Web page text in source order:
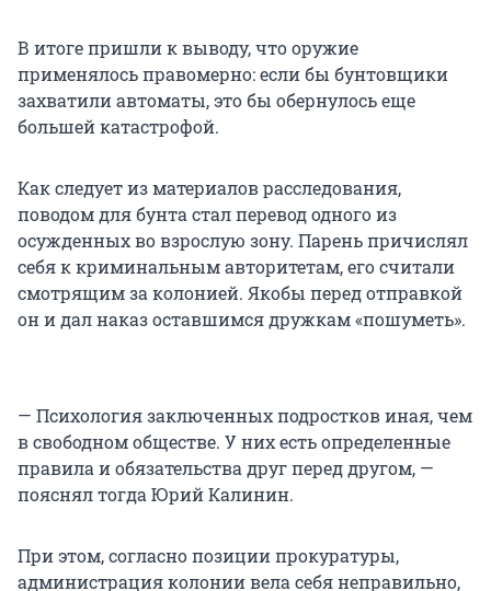
В итоге пришли к выводу, что оружие
применялось правомерно: если бы бунтовщики
захватили автоматы, это бы обернулось еще
большей катастрофой.
Как следует из материалов расследования,
поводом для бунта стал перевод одного из
осужденных во взрослую зону. Парень причислял
себя к криминальным авторитетам, его считали
смотрящим за колонией. Якобы перед отправкой
он и дал наказ оставшимся дружкам «пошуметь».
— Психология заключенных подростков иная, чем
в свободном обществе. У них есть определенные
правила и обязательства друг перед другом, —
пояснял тогда Юрий Калинин.
При этом, согласно позиции прокуратуры,
администрация колонии вела себя неправильно,